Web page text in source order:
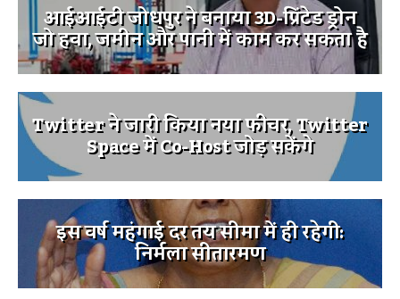
आईआईटी जोधपुर ने बनाया 3D-प्रिंटेड ड्रोन
जो हवा, जमीन और पानी में काम कर सकता है
Twitter ने जारी किया नया फीचर, Twitter
Space में Co-Host जोड़ सकेंगे
इस वर्ष महंगाई दर तय सीमा में ही रहेगी:
निर्मला सीतारमण